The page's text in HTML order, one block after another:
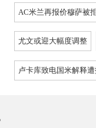
AC米兰再报价穆萨被
尤文或迎大幅度调整
卢卡库致电国米解释